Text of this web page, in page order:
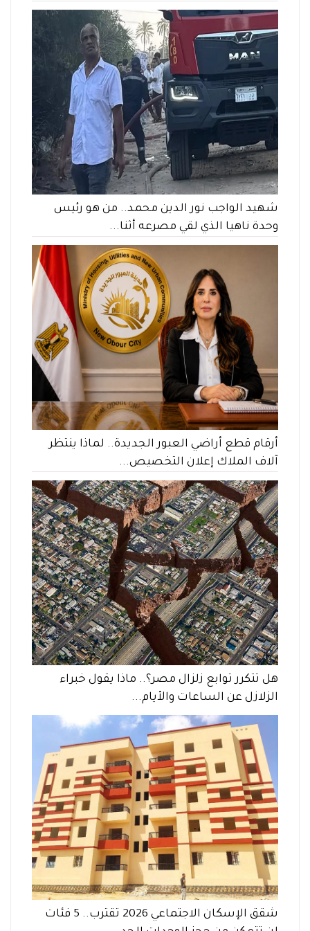
شهيد الواجب نور الدين محمد.. من هو رئيس
وحدة ناهيا الذي لقي مصرعه أثنا...
أرقام قطع أراضي العبور الجديدة.. لماذا ينتظر
آلاف الملاك إعلان التخصيص...
هل تتكرر توابع زلزال مصر؟.. ماذا يقول خبراء
الزلازل عن الساعات والأيام...
شقق الإسكان الاجتماعي 2026 تقترب.. 5 فئات